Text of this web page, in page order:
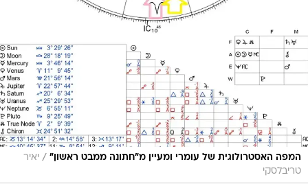
המפה האסטרולוגית של עומרי ומעיין מ"חתונה ממבט ראשון" / יאיר
טריבלסקי